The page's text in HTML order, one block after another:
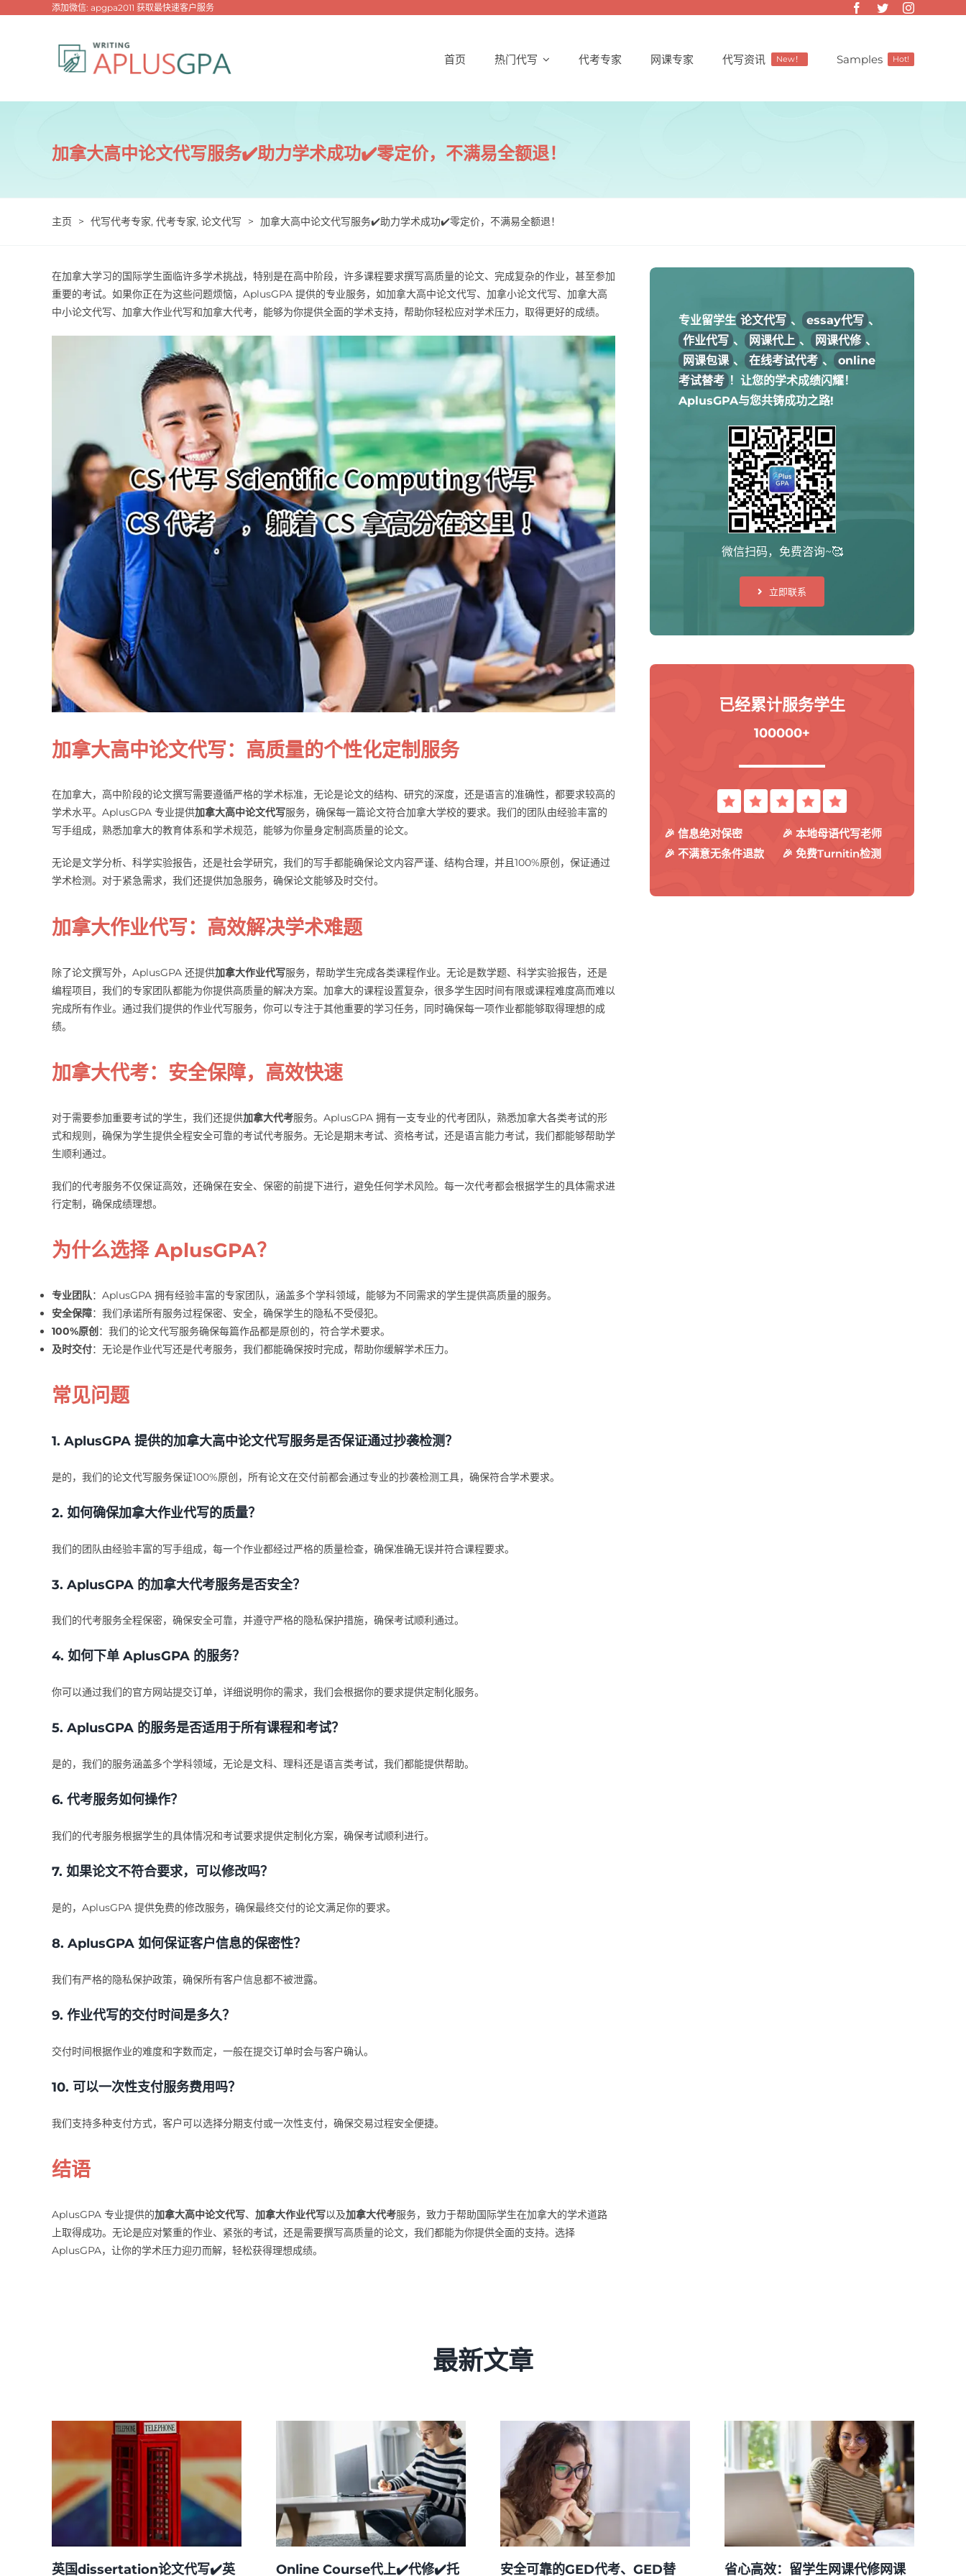
添加微信: apgpa2011 获取最快速客户服务
首页 热门代写 代考专家 网课专家 代写资讯 New！ Samples Hot!
加拿大高中论文代写服务✔️助力学术成功✔️零定价，不满易全额退！
主页 > 代写代考专家, 代考专家, 论文代写 > 加拿大高中论文代写服务✔️助力学术成功✔️零定价，不满易全额退！
在加拿大学习的国际学生面临许多学术挑战，特别是在高中阶段，许多课程要求撰写高质量的论文、完成复杂的作业，甚至参加
重要的考试。如果你正在为这些问题烦恼，AplusGPA 提供的专业服务，如加拿大高中论文代写、加拿小论文代写、加拿大高
中小论文代写、加拿大作业代写和加拿大代考，能够为你提供全面的学术支持，帮助你轻松应对学术压力，取得更好的成绩。
加拿大高中论文代写：高质量的个性化定制服务
在加拿大，高中阶段的论文撰写需要遵循严格的学术标准，无论是论文的结构、研究的深度，还是语言的准确性，都要求较高的
学术水平。AplusGPA 专业提供加拿大高中论文代写服务，确保每一篇论文符合加拿大学校的要求。我们的团队由经验丰富的
写手组成，熟悉加拿大的教育体系和学术规范，能够为你量身定制高质量的论文。
无论是文学分析、科学实验报告，还是社会学研究，我们的写手都能确保论文内容严谨、结构合理，并且100%原创，保证通过
学术检测。对于紧急需求，我们还提供加急服务，确保论文能够及时交付。
加拿大作业代写：高效解决学术难题
除了论文撰写外，AplusGPA 还提供加拿大作业代写服务，帮助学生完成各类课程作业。无论是数学题、科学实验报告，还是
编程项目，我们的专家团队都能为你提供高质量的解决方案。加拿大的课程设置复杂，很多学生因时间有限或课程难度高而难以
完成所有作业。通过我们提供的作业代写服务，你可以专注于其他重要的学习任务，同时确保每一项作业都能够取得理想的成
绩。
加拿大代考：安全保障，高效快速
对于需要参加重要考试的学生，我们还提供加拿大代考服务。AplusGPA 拥有一支专业的代考团队，熟悉加拿大各类考试的形
式和规则，确保为学生提供全程安全可靠的考试代考服务。无论是期末考试、资格考试，还是语言能力考试，我们都能够帮助学
生顺利通过。
我们的代考服务不仅保证高效，还确保在安全、保密的前提下进行，避免任何学术风险。每一次代考都会根据学生的具体需求进
行定制，确保成绩理想。
为什么选择 AplusGPA？
专业团队：AplusGPA 拥有经验丰富的专家团队，涵盖多个学科领域，能够为不同需求的学生提供高质量的服务。
安全保障：我们承诺所有服务过程保密、安全，确保学生的隐私不受侵犯。
100%原创 ：我们的论文代写服务确保每篇作品都是原创的，符合学术要求。
及时交付：无论是作业代写还是代考服务，我们都能确保按时完成，帮助你缓解学术压力。
常见问题
1. AplusGPA 提供的加拿大高中论文代写服务是否保证通过抄袭检测？
是的，我们的论文代写服务保证100%原创，所有论文在交付前都会通过专业的抄袭检测工具，确保符合学术要求。
2. 如何确保加拿大作业代写的质量？
我们的团队由经验丰富的写手组成，每一个作业都经过严格的质量检查，确保准确无误并符合课程要求。
3. AplusGPA 的加拿大代考服务是否安全？
我们的代考服务全程保密，确保安全可靠，并遵守严格的隐私保护措施，确保考试顺利通过。
4. 如何下单 AplusGPA 的服务？
你可以通过我们的官方网站提交订单，详细说明你的需求，我们会根据你的要求提供定制化服务。
5. AplusGPA 的服务是否适用于所有课程和考试？
是的，我们的服务涵盖多个学科领域，无论是文科、理科还是语言类考试，我们都能提供帮助。
6. 代考服务如何操作？
我们的代考服务根据学生的具体情况和考试要求提供定制化方案，确保考试顺利进行。
7. 如果论文不符合要求，可以修改吗？
是的，AplusGPA 提供免费的修改服务，确保最终交付的论文满足你的要求。
8. AplusGPA 如何保证客户信息的保密性？
我们有严格的隐私保护政策，确保所有客户信息都不被泄露。
9. 作业代写的交付时间是多久？
交付时间根据作业的难度和字数而定，一般在提交订单时会与客户确认。
10. 可以一次性支付服务费用吗？
我们支持多种支付方式，客户可以选择分期支付或一次性支付，确保交易过程安全便捷。
结语
AplusGPA 专业提供的加拿大高中论文代写、 加拿大作业代写以及加拿大代考服务，致力于帮助国际学生在加拿大的学术道路
上取得成功。无论是应对繁重的作业、紧张的考试，还是需要撰写高质量的论文，我们都能为你提供全面的支持。选择
AplusGPA，让你的学术压力迎刃而解，轻松获得理想成绩。
专业留学生 论文代写 、 essay代写 、
作业代写 、 网课代上 、 网课代修 、
网课包课 、 在线考试代考 、
online
考试替考 ！让您的学术成绩闪耀！
AplusGPA与您共铸成功之路!
微信扫码，免费咨询~🥰
立即联系
已经累计服务学生
100000+
🎉 信息绝对保密
🎉 本地母语代写老师
🎉 不满意无条件退款
🎉 免费Turnitin检测
最新文章
英国dissertation论文代写✔️英 Online Course代上✔️代修✔️托 安全可靠的GED代考、GED替 省心高效：留学生网课代修网课